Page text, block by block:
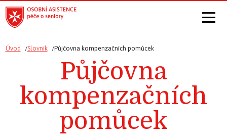
Úvod Slovník Půjčovna kompenzačních pomůcek
Půjčovna
kompenzačních
pomůcek